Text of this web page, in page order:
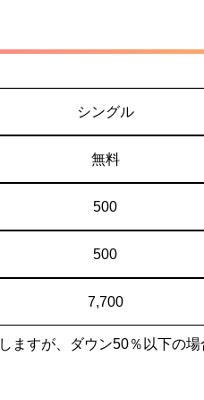
シングル
無料
500
500
7,700
すが、ダウン50％以下の場